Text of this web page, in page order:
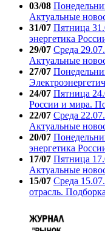
03/08
Актуальные
31/07 Пятница
энергетика
29/07 Среда
Актуальные
27/07
24/07 Пятница
России и мира.
22/07 Среда
Актуальные
20/07
энергетика
17/07 Пятница
Актуальные
15/07 Среда
отрасль.